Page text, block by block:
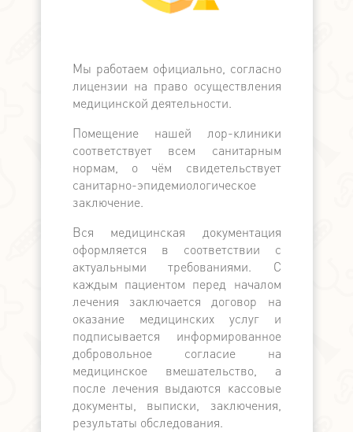
Мы работаем официально, согласно
лицензии на право осуществления
медицинской деятельности.
Помещение нашей лор-клиники
соответствует всем санитарным
нормам, о чём свидетельствует
санитарно-эпидемиологическое
заключение.
Вся медицинская документация
оформляется в соответствии с
актуальными требованиями. С
каждым пациентом перед началом
лечения заключается договор на
оказание медицинских услуг и
подписывается информированное
добровольное согласие на
медицинское вмешательство, а
после лечения выдаются кассовые
документы, выписки, заключения,
результаты обследования.
Мы